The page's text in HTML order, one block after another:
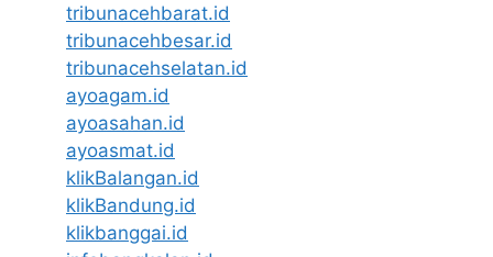
tribunacehbarat.id
tribunacehbesar.id
tribunacehselatan.id
ayoagam.id
ayoasahan.id
ayoasmat.id
klikBalangan.id
klikBandung.id
klikbanggai.id